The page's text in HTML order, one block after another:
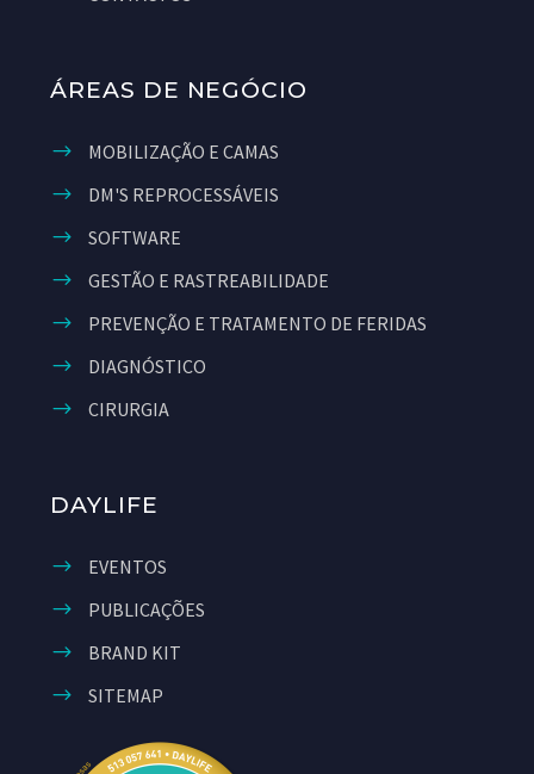
ÁREAS DE NEGÓCIO
MOBILIZAÇÃO E CAMAS
DM'S REPROCESSÁVEIS
SOFTWARE
GESTÃO E RASTREABILIDADE
PREVENÇÃO E TRATAMENTO DE FERIDAS
DIAGNÓSTICO
CIRURGIA
DAYLIFE
EVENTOS
PUBLICAÇÕES
BRAND KIT
SITEMAP